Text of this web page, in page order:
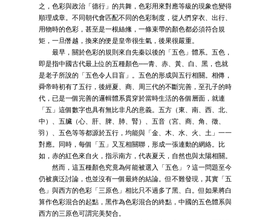
之，色彩與政治「德行」的共舞，色彩用來對應等級的現象也變得
順理成章。不同朝代會匹配不同的色彩制度，從人們穿衣、出行、
用物時的色彩，甚至是一根絲絛，一條束帶的顏色都必須符合規
矩，一旦僭越，換來的便是皇帝很生氣，後果很嚴重。
最早，關於色彩的規則來自先秦以後的「五色」體系。五色，
即是指中國古代最上位的五種顏色──青、赤、黃、白、黑，也就
是老子所說的「五色令人目盲」。五色的形成與五行相關。相傳，
舜帝時初有了五行，後經夏、商、周三代的不斷完善，至孔子的時
代，已是一個完善的邏輯體系貫穿於當時生活的各個層面，就連
「五」這個數字也具有無比非凡的意義。五方（東、南、西、北、
中）、五臟（心、肝、脾、肺、腎）、五音（宮、商、角、徵、
羽）、五色等等都源於五行，均能與「金、木、水、火、土」一一
對應。同時，每個「五」又互相關聯，形成一張連動的網絡。比
如，赤的紅色來自火，指示南方，代表夏天，自然也與太陽相關。
然而，這五種顏色究竟為何能被選入「五色」？這一問題至今
仍被廣泛討論，也並沒有一個最終的結論。但不難發現，其實「五
色」與西方的色彩「三原色」相比只不過多了黑、白。但如果將白
算作色彩混合的起點，黑作為色彩混合的終點，中國的五色體系與
西方的三原色可謂完美契合。